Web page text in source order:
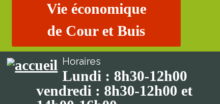
Vie économique
de Cour et Buis
Horaires
Lundi : 8h30-12h00
vendredi : 8h30-12h00 et